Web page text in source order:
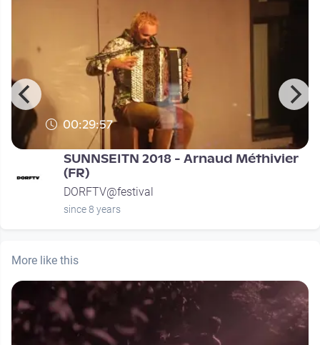
00:29:57
SUNNSEITN 2018 - Arnaud Méthivier
(FR)
DORFTV@festival
since 8 years
More like this